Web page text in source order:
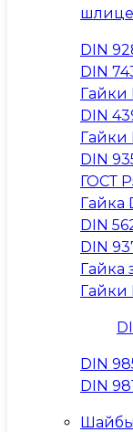
DIN
DIN
Гайки
DIN
Гайки
DIN
ГОСТ
Гайка
DIN
DIN
Гайка
Гайки
DIN
DIN
Шайбы